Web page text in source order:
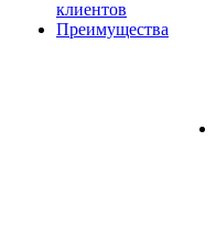
клиентов
Преимущества